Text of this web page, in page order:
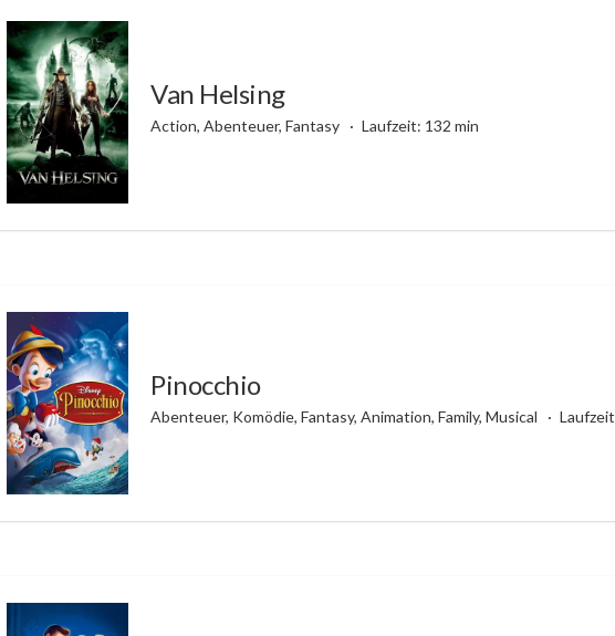
Van Helsing
Action, Abenteuer, Fantasy Laufzeit: 132 min
Pinocchio
Abenteuer, Komödie, Fantasy, Animation, Family, Musical